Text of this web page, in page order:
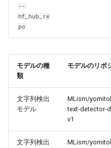
--
hf_hub_re
po
モデルの種
類
モデルのリポ
文字列検出
モデル
MLism/
text-detector-
v1
文字列検出
MLism/